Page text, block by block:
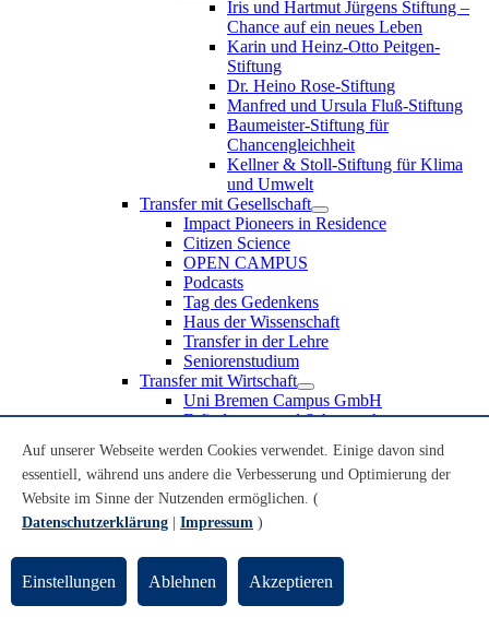
Iris und Hartmut Jürgens Stiftung –
Chance auf ein neues Leben
Karin und Heinz-Otto Peitgen-
Stiftung
Dr. Heino Rose-Stiftung
Manfred und Ursula Fluß-Stiftung
Baumeister-Stiftung für
Chancengleichheit
Kellner & Stoll-Stiftung für Klima
und Umwelt
Transfer mit Gesellschaft
Impact Pioneers in Residence
Citizen Science
OPEN CAMPUS
Podcasts
Tag des Gedenkens
Haus der Wissenschaft
Transfer in der Lehre
Seniorenstudium
Transfer mit Wirtschaft
Uni Bremen Campus GmbH
Erfindungen und Schutzrechte
Recruiting an der Universität Bremen
Weiterbildung an der Universität Bremen
Transfer mit Schule
Schülerinnen und Schüler
Schulklassen
Lehrkräfte
Gründungsunterstützung
Auf unserer Webseite werden Cookies verwendet. Einige davon sind
essentiell, während uns andere die Verbesserung und Optimierung der
Website im Sinne der Nutzenden ermöglichen. (
Datenschutzerklärung
Impressum )
Einstellungen Ablehnen Akzeptieren